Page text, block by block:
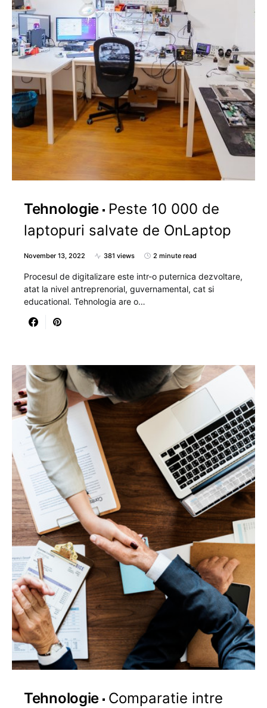
Tehnologie
Peste 10 000 de
laptopuri salvate de OnLaptop
November 13, 2022 381 views 2 minute read
Procesul de digitalizare este intr-o puternica dezvoltare,
atat la nivel antreprenorial, guvernamental, cat si
educational. Tehnologia are o…
Tehnologie Comparatie intre